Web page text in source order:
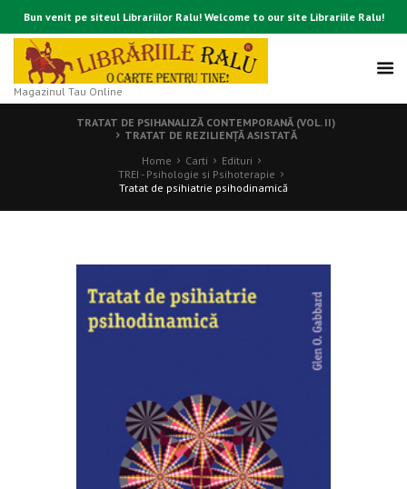
Bun venit pe siteul Librariilor Ralu! Welcome to our site Librariile Ralu!
Magazinul Tau Online
TRATAT DE PSIHANALIZĂ CONTEMPORANĂ (VOL. II)
TRATAT DE REZILIENŢĂ ASISTATĂ
Home
Carti
Edituri
TREI - Psihologie si Psihoterapie
Tratat de psihiatrie psihodinamică